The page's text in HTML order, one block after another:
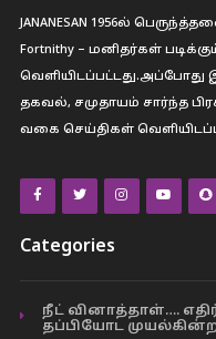
JANANESAN 1956ல்
Fortnithy – மனிதர்கள்
தகவல், சமுதாயம் சார்ந்த
வகை செய்திகள்
Categories
நீட் வினாத்தாள்….
தப்பியோட